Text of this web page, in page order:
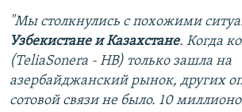
"Мы столкнулись с похожими
Узбекистане и Казахстане. Когда
(TeliaSonera - НВ) только зашла на
азербайджанский рынок, других
сотовой связи не было. 10